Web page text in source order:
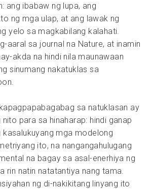
ang ibabaw ng lupa, ang
ng mga ulap, at ang lawak ng
yelo sa magkabilang kalahati.
aaral sa journal na Nature, at inamin
akda na hindi nila maunawaan
sinumang nakatuklas sa
sa natuklasan ay
para sa hinaharap: hindi ganap
kasalukuyang mga modelong
ito, na nangangahulugang
na bagay sa asal-enerhiya ng
rin natin natatantiya nang tama.
ng di-nakikitang linyang ito